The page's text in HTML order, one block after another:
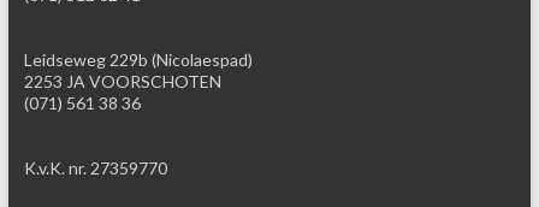
Leidseweg 229b (Nicolaespad)
2253 JA VOORSCHOTEN
(071) 561 38 36
K.v.K. nr. 27359770